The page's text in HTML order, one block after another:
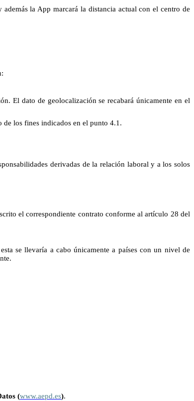
la App marcará la distancia actual con el centro de
El dato de geolocalización se recabará únicamente en el
los fines indicados en el punto 4.1.
derivadas de la relación laboral y a los solos
el correspondiente contrato conforme al artículo 28 del
se llevaría a cabo únicamente a países con un nivel de
(www.aepd.es).